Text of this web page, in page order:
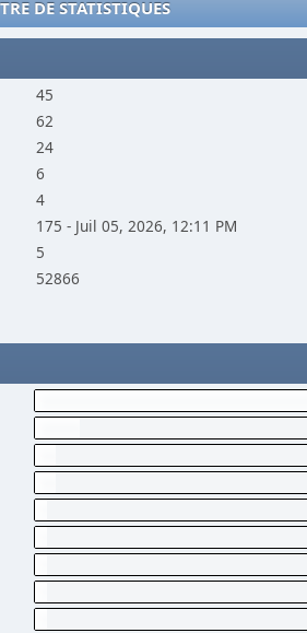
DE STATISTIQUES
45
62
24
6
4
175 - Juil 05, 2026, 12:11 PM
5
52866